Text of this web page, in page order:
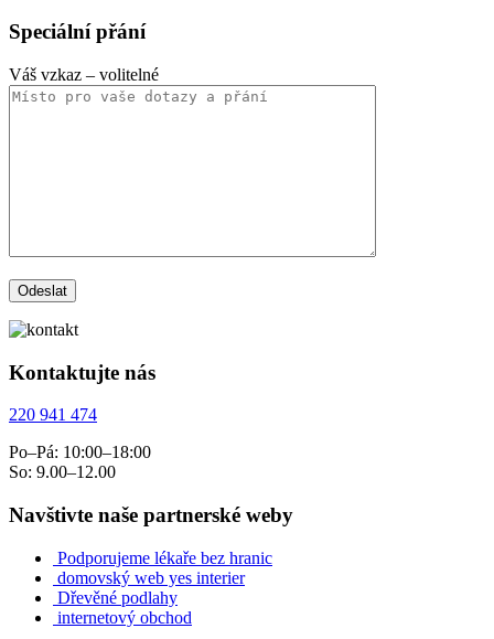
Speciální přání
Váš vzkaz – volitelné
Kontaktujte nás
220 941 474
Po–Pá: 10:00–18:00
So: 9.00–12.00
Navštivte naše partnerské weby
Podporujeme lékaře bez hranic
domovský web yes interier
Dřevěné podlahy
internetový obchod